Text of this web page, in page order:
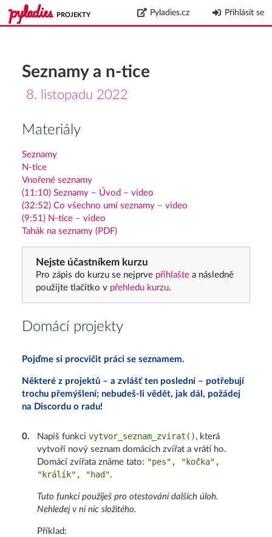
PROJEKTY Pyladies.cz Přihlásit se
Seznamy a n-tice
8. listopadu 2022
Materiály
Seznamy
N-tice
Vnořené seznamy
(11:10) Seznamy – Úvod – video
(32:52) Co všechno umí seznamy – video
(9:51) N-tice – video
Tahák na seznamy (PDF)
Nejste účastníkem kurzu
Pro zápis do kurzu se nejprvepřihlašte a následně
použijte tlačítko vpřehledu kurzu.
Domácí projekty
Pojďme si procvičit práci se seznamem.
Některé z projektů – a zvlášť ten poslední – potřebují
trochu přemýšlení; nebudeš-li vědět, jak dál, požádej
na Discordu o radu!
0. Napiš funkcivytvor_seznam_zvirat() , která
vytvoří nový seznam domácích zvířat a vrátí ho.
Domácí zvířata známe tato: "pes", "kočka",
"králík", "had".
Tuto funkci použiješ pro otestování dalších úloh.
Nehledej v ní nic složitého.
Příklad: